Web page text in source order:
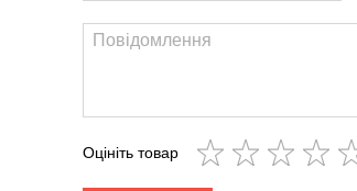
Оцініть товар